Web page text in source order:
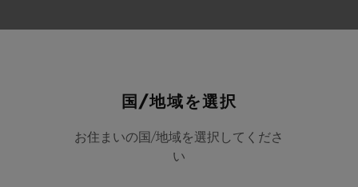
国/地域を選択
お住まいの国/地域を選択してくださ
い